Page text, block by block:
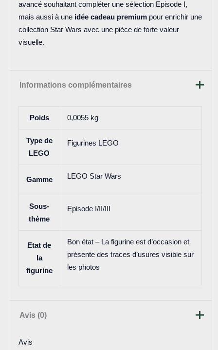
avancé souhaitant compléter une sélection Episode I,
mais aussi à une idée cadeau premiumpour enrichir une
collection Star Wars avec une pièce de forte valeur
visuelle.
Informations complémentaires
Poids 0,0055 kg
Type de
LEGO
Figurines LEGO
Gamme LEGO Star Wars
Sous-
thème
Episode I/II/III
Etat de
la
figurine
Bon état – La figurine est d’occasion et
présente des traces d’usures visible sur
les photos
Avis (0)
Avis